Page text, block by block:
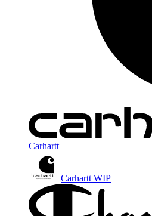
Carhartt
Carhartt WIP